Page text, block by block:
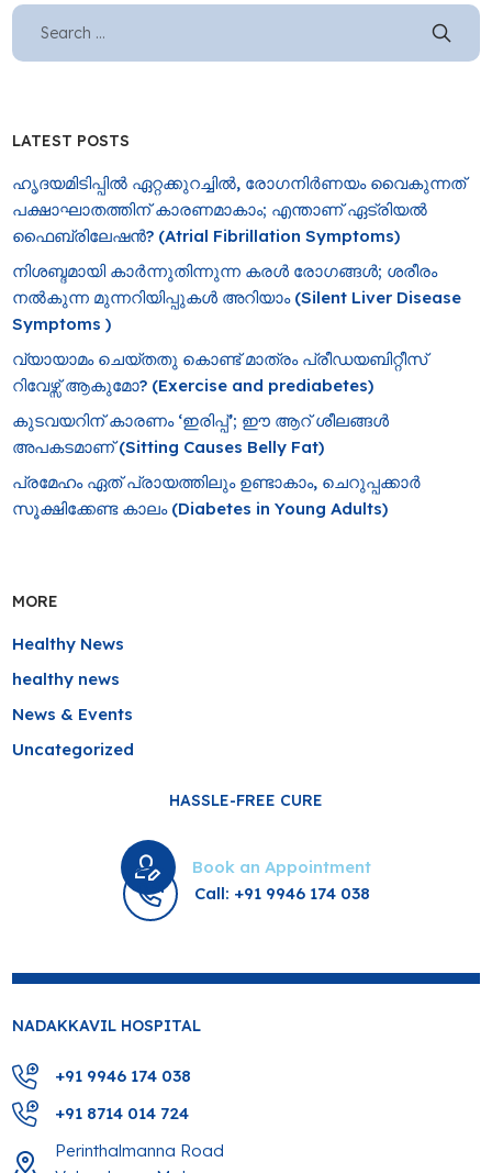
LATEST POSTS
ഹൃദയമിടിപ്പിൽ ഏറ്റക്കുറച്ചിൽ, രോ​ഗനിർണയം വൈകുന്നത്
പക്ഷാഘാതത്തിന് കാരണമാകാം; എന്താണ് ഏട്രിയൽ
ഫൈബ്രിലേഷൻ? (Atrial Fibrillation Symptoms)
നിശബ്ദമായി കാർന്നുതിന്നുന്ന കരൾ രോഗങ്ങൾ; ശരീരം
നൽകുന്ന മുന്നറിയിപ്പുകൾ അറിയാം (Silent Liver Disease
Symptoms )
വ്യായാമം ചെയ്തതു കൊണ്ട് മാത്രം പ്രീഡയബിറ്റീസ്
റിവേഴ്സ് ആകുമോ? (Exercise and prediabetes)
കുടവയറിന് കാരണം ‘ഇരിപ്പ്’; ഈ ആറ് ശീലങ്ങൾ
അപകടമാണ് (Sitting Causes Belly Fat)
പ്രമേഹം ഏത് പ്രായത്തിലും ഉണ്ടാകാം, ചെറുപ്പക്കാർ
സൂക്ഷിക്കേണ്ട കാലം (Diabetes in Young Adults)
MORE
Healthy News
healthy news
News & Events
Uncategorized
HASSLE-FREE CURE
Book an Appointment
Call: +91 9946 174 038
NADAKKAVIL HOSPITAL
+91 9946 174 038
+91 8714 014 724
Perinthalmanna Road